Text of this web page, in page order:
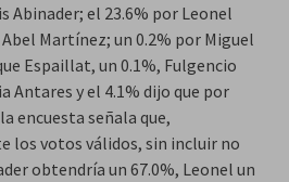
Abinader; el 23.6% por Leonel
Martínez; un 0.2% por Miguel
Espaillat, un 0.1%, Fulgencio
Antares y el 4.1% dijo que por
encuesta señala que,
los votos válidos, sin incluir no
obtendría un 67.0%, Leonel un